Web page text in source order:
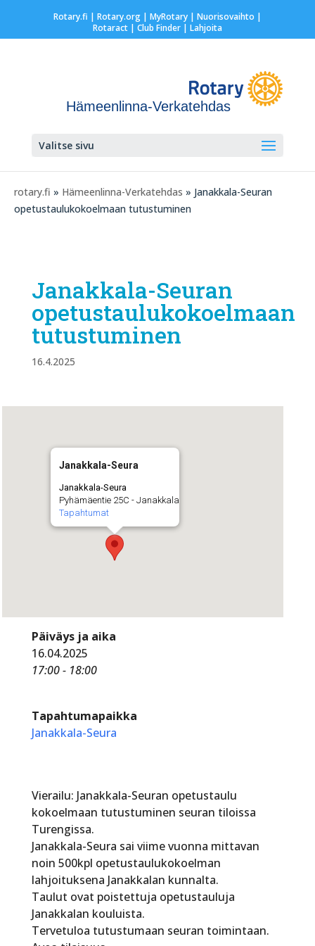
Rotary.fi | Rotary.org| MyRotary | Nuorisovaihto |
Rotaract| Club Finder| Lahjoita
Hämeenlinna-Verkatehdas
Valitse sivu
rotary.fi » Hämeenlinna-Verkatehdas » Janakkala-Seuran
opetustaulukokoelmaan tutustuminen
Janakkala-Seuran
opetustaulukokoelmaan
tutustuminen
16.4.2025
Janakkala-Seura
Janakkala-Seura
Pyhämäentie 25C - Janakkala
Tapahtumat
Päiväys ja aika
16.04.2025
17:00 - 18:00
Tapahtumapaikka
Janakkala-Seura
Vierailu: Janakkala-Seuran opetustaulu
kokoelmaan tutustuminen seuran tiloissa
Turengissa.
Janakkala-Seura sai viime vuonna mittavan
noin 500kpl opetustaulukokoelman
lahjoituksena Janakkalan kunnalta.
Taulut ovat poistettuja opetustauluja
Janakkalan kouluista.
Tervetuloa tutustumaan seuran toimintaan.